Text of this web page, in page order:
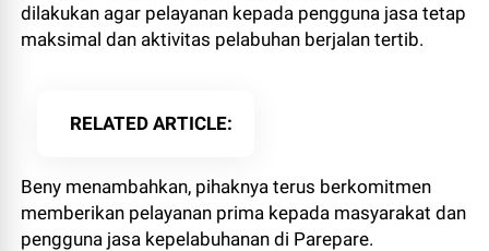
dilakukan agar pelayanan kepada pengguna jasa tetap
maksimal dan aktivitas pelabuhan berjalan tertib.
RELATED ARTICLE
Beny menambahkan, pihaknya terus berkomitmen
memberikan pelayanan prima kepada masyarakat dan
pengguna jasa kepelabuhanan di Parepare.